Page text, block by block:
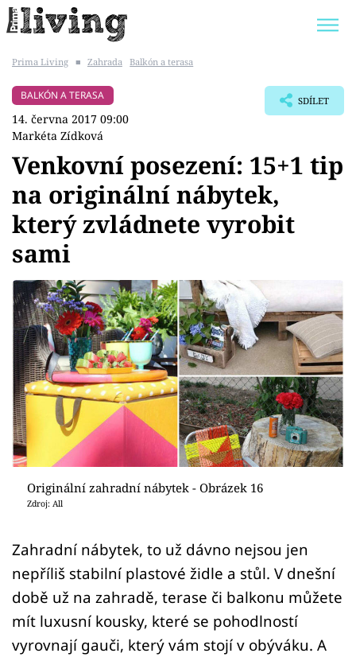
BYDLENÍ SLAVNÝCH
Témata
Bydlení
Zahrada
Design
Sledujte prima+
Přihlášení
Sledujte nás
Prima Living ■ Zahrada Balkón a terasa
BALKÓN A TERASA
14. června 2017 09:00
Markéta Zídková
SDÍLET
Venkovní posezení: 15+1 tip
na originální nábytek,
který zvládnete vyrobit
sami
Originální zahradní nábytek - Obrázek 16
Zdroj: All
Zahradní nábytek, to už dávno nejsou jen
nepříliš stabilní plastové židle a stůl. V dnešní
době už na zahradě, terase či balkonu můžete
mít luxusní kousky, které se pohodlností
vyrovnají gauči, který vám stojí v obýváku. A